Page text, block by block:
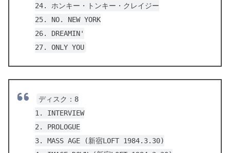
24. ホンキー・トンキー・クレイジー
25. NO. NEW YORK
26. DREAMIN'
27. ONLY YOU
ディスク：8
1. INTERVIEW
2. PROLOGUE
3. MASS AGE (新宿LOFT 1984.3.30)